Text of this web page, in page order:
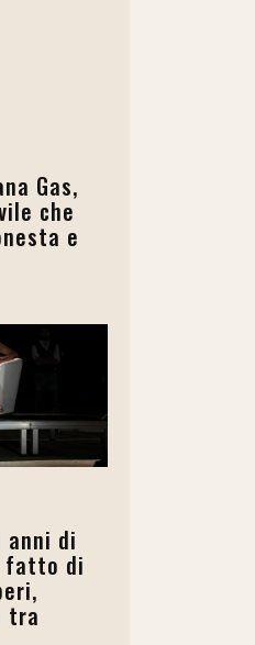
Gas,
che
e
di
fatto di
tra